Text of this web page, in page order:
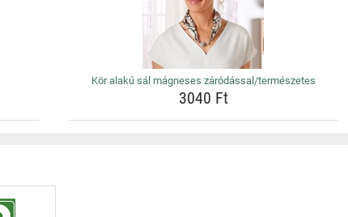
Kör alakú sál mágneses záródással/természetes
3040 Ft